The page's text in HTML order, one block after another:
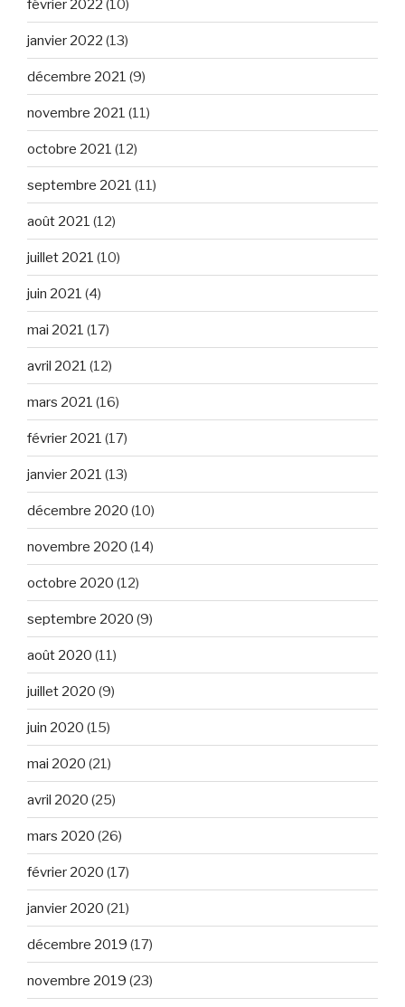
février 2022 (10)
janvier 2022 (13)
décembre 2021 (9)
novembre 2021 (11)
octobre 2021 (12)
septembre 2021 (11)
août 2021 (12)
juillet 2021 (10)
juin 2021 (4)
mai 2021 (17)
avril 2021 (12)
mars 2021 (16)
février 2021 (17)
janvier 2021 (13)
décembre 2020 (10)
novembre 2020 (14)
octobre 2020 (12)
septembre 2020 (9)
août 2020 (11)
juillet 2020 (9)
juin 2020 (15)
mai 2020 (21)
avril 2020 (25)
mars 2020 (26)
février 2020 (17)
janvier 2020 (21)
décembre 2019 (17)
novembre 2019 (23)